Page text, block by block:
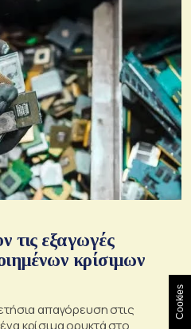
τις εξαγωγές
κρίσιμων
απαγόρευση στις
Cookies